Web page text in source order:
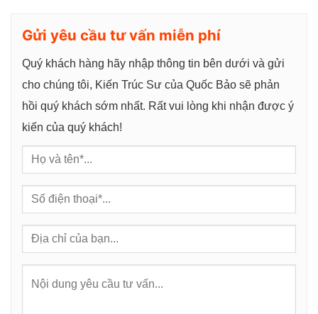
Gửi yêu cầu tư vấn miễn phí
Quý khách hàng hãy nhập thông tin bên dưới và gửi
cho chúng tôi, Kiến Trúc Sư của Quốc Bảo sẽ phản
hồi quý khách sớm nhất. Rất vui lòng khi nhận được ý
kiến của quý khách!